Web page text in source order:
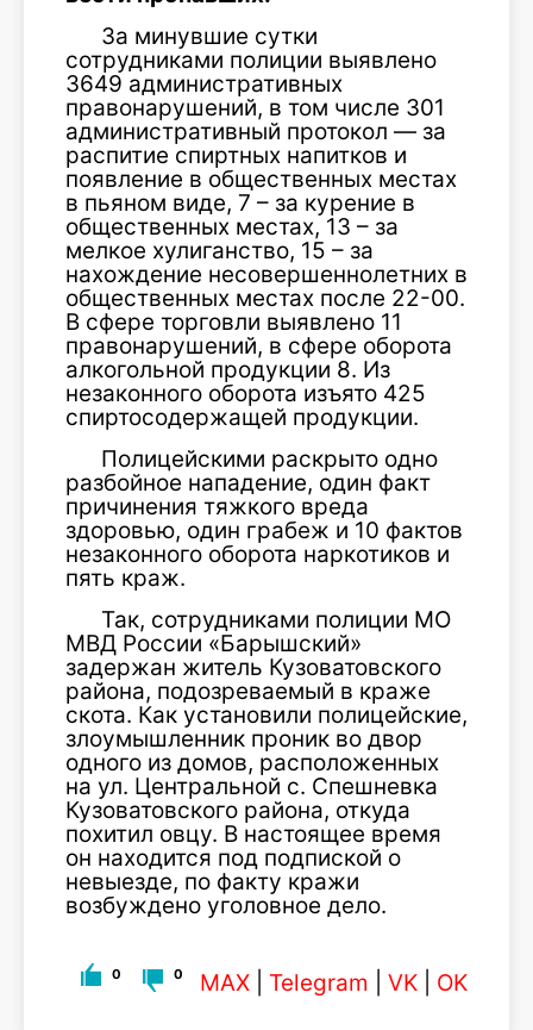
За минувшие сутки
сотрудниками полиции выявлено
3649 административных
правонарушений, в том числе 301
административный протокол — за
распитие спиртных напитков и
появление в общественных местах
в пьяном виде, 7 – за курение в
общественных местах, 13 – за
мелкое хулиганство, 15 – за
нахождение несовершеннолетних в
общественных местах после 22-00.
В сфере торговли выявлено 11
правонарушений, в сфере оборота
алкогольной продукции 8. Из
незаконного оборота изъято 425
спиртосодержащей продукции.
Полицейскими раскрыто одно
разбойное нападение, один факт
причинения тяжкого вреда
здоровью, один грабеж и 10 фактов
незаконного оборота наркотиков и
пять краж.
Так, сотрудниками полиции МО
МВД России «Барышский»
задержан житель Кузоватовского
района, подозреваемый в краже
скота. Как установили полицейские,
злоумышленник проник во двор
одного из домов, расположенных
на ул. Центральной с. Спешневка
Кузоватовского района, откуда
похитил овцу. В настоящее время
он находится под подпиской о
невыезде, по факту кражи
возбуждено уголовное дело.
0 0 MAX Telegram VK OK